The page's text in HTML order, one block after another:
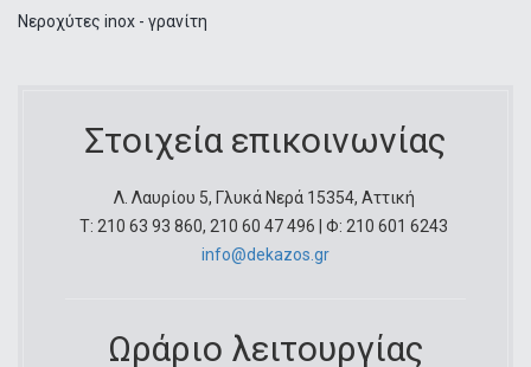
Νεροχύτες inox - γρανίτη
Στοιχεία επικοινωνίας
Λ. Λαυρίου 5, Γλυκά Νερά 15354, Αττική
Τ: 210 63 93 860, 210 60 47 496 | Φ: 210 601 6243
info@dekazos.gr
Ωράριο λειτουργίας